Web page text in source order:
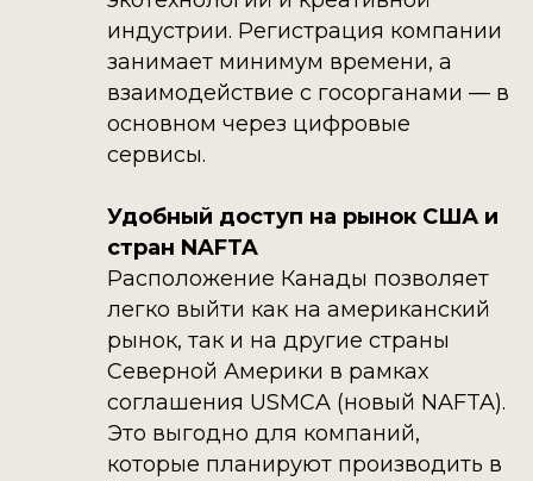
индустрии. Регистрация компании
занимает минимум времени, а
взаимодействие с госорганами — в
основном через цифровые
сервисы.
Удобный доступ на рынок США и
стран NAFTA
Расположение Канады позволяет
легко выйти как на американский
рынок, так и на другие страны
Северной Америки в рамках
соглашения USMCA (новый NAFTA).
Это выгодно для компаний,
которые планируют производить в